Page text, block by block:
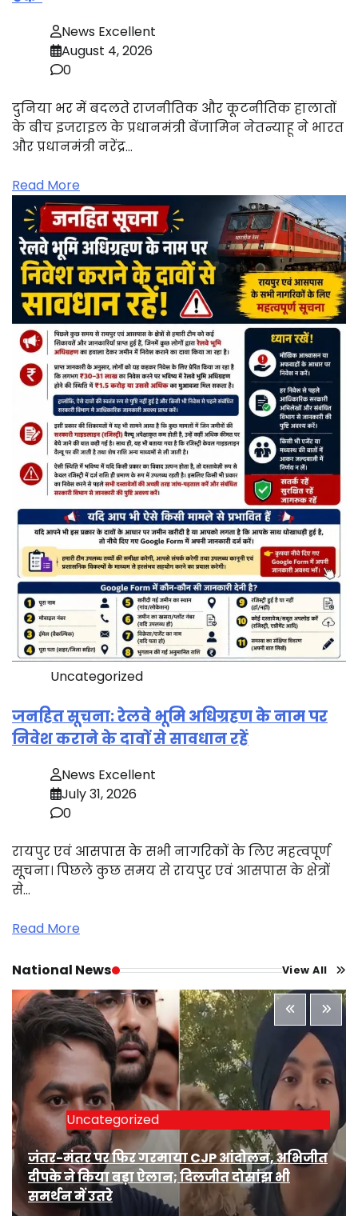
News Excellent
August 4, 2026
0
दुनिया भर में बदलते राजनीतिक और कूटनीतिक हालातों
के बीच इजराइल के प्रधानमंत्री बेंजामिन नेतन्याहू ने भारत
और प्रधानमंत्री नरेंद्र…
Read More
Uncategorized
जनहित सूचना: रेलवे भूमि अधिग्रहण के नाम पर
निवेश कराने के दावों से सावधान रहें
News Excellent
July 31, 2026
0
रायपुर एवं आसपास के सभी नागरिकों के लिए महत्वपूर्ण
सूचना। पिछले कुछ समय से रायपुर एवं आसपास के क्षेत्रों
से…
Read More
National News View All
Uncategorized
जंतर-मंतर पर फिर गरमाया CJP आंदोलन, अभिजीत
दीपके ने किया बड़ा ऐलान; दिलजीत दोसांझ भी
समर्थन में उतरे